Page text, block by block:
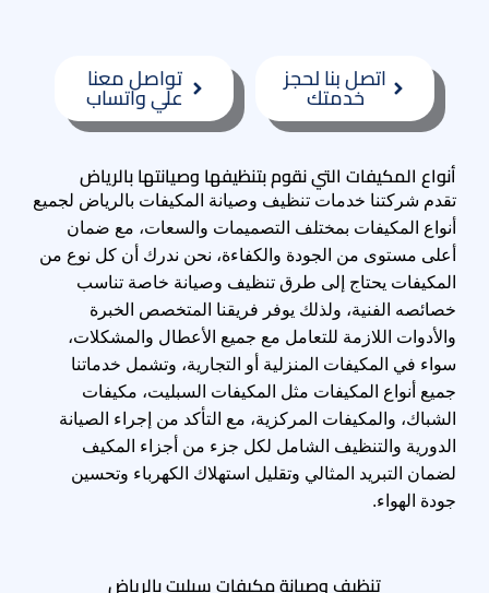
اتصل بنا لحجز
خدمتك
تواصل معنا
علي واتساب
أنواع المكيفات التي نقوم بتنظيفها وصيانتها بالرياض
تقدم شركتنا خدمات تنظيف وصيانة المكيفات بالرياض لجميع
أنواع المكيفات بمختلف التصميمات والسعات، مع ضمان
أعلى مستوى من الجودة والكفاءة، نحن ندرك أن كل نوع من
المكيفات يحتاج إلى طرق تنظيف وصيانة خاصة تناسب
خصائصه الفنية، ولذلك يوفر فريقنا المتخصص الخبرة
والأدوات اللازمة للتعامل مع جميع الأعطال والمشكلات،
سواء في المكيفات المنزلية أو التجارية، وتشمل خدماتنا
جميع أنواع المكيفات مثل المكيفات السبليت، مكيفات
الشباك، والمكيفات المركزية، مع التأكد من إجراء الصيانة
الدورية والتنظيف الشامل لكل جزء من أجزاء المكيف
لضمان التبريد المثالي وتقليل استهلاك الكهرباء وتحسين
جودة الهواء.
تنظيف وصيانة مكيفات سبليت بالرياض